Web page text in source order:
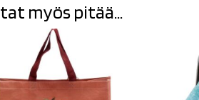
myös pitää...